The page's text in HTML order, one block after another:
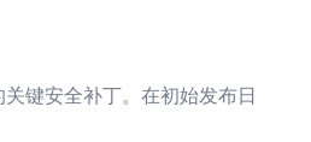
键安全补丁。在初始发布日